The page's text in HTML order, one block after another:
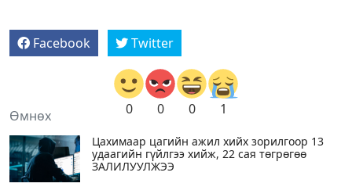
Facebook Twitter
0 0 0 1
Өмнөх
Цахимаар цагийн ажил хийх зорилгоор 13
удаагийн гүйлгээ хийж, 22 сая төгрөгөө
ЗАЛИЛУУЛЖЭЭ